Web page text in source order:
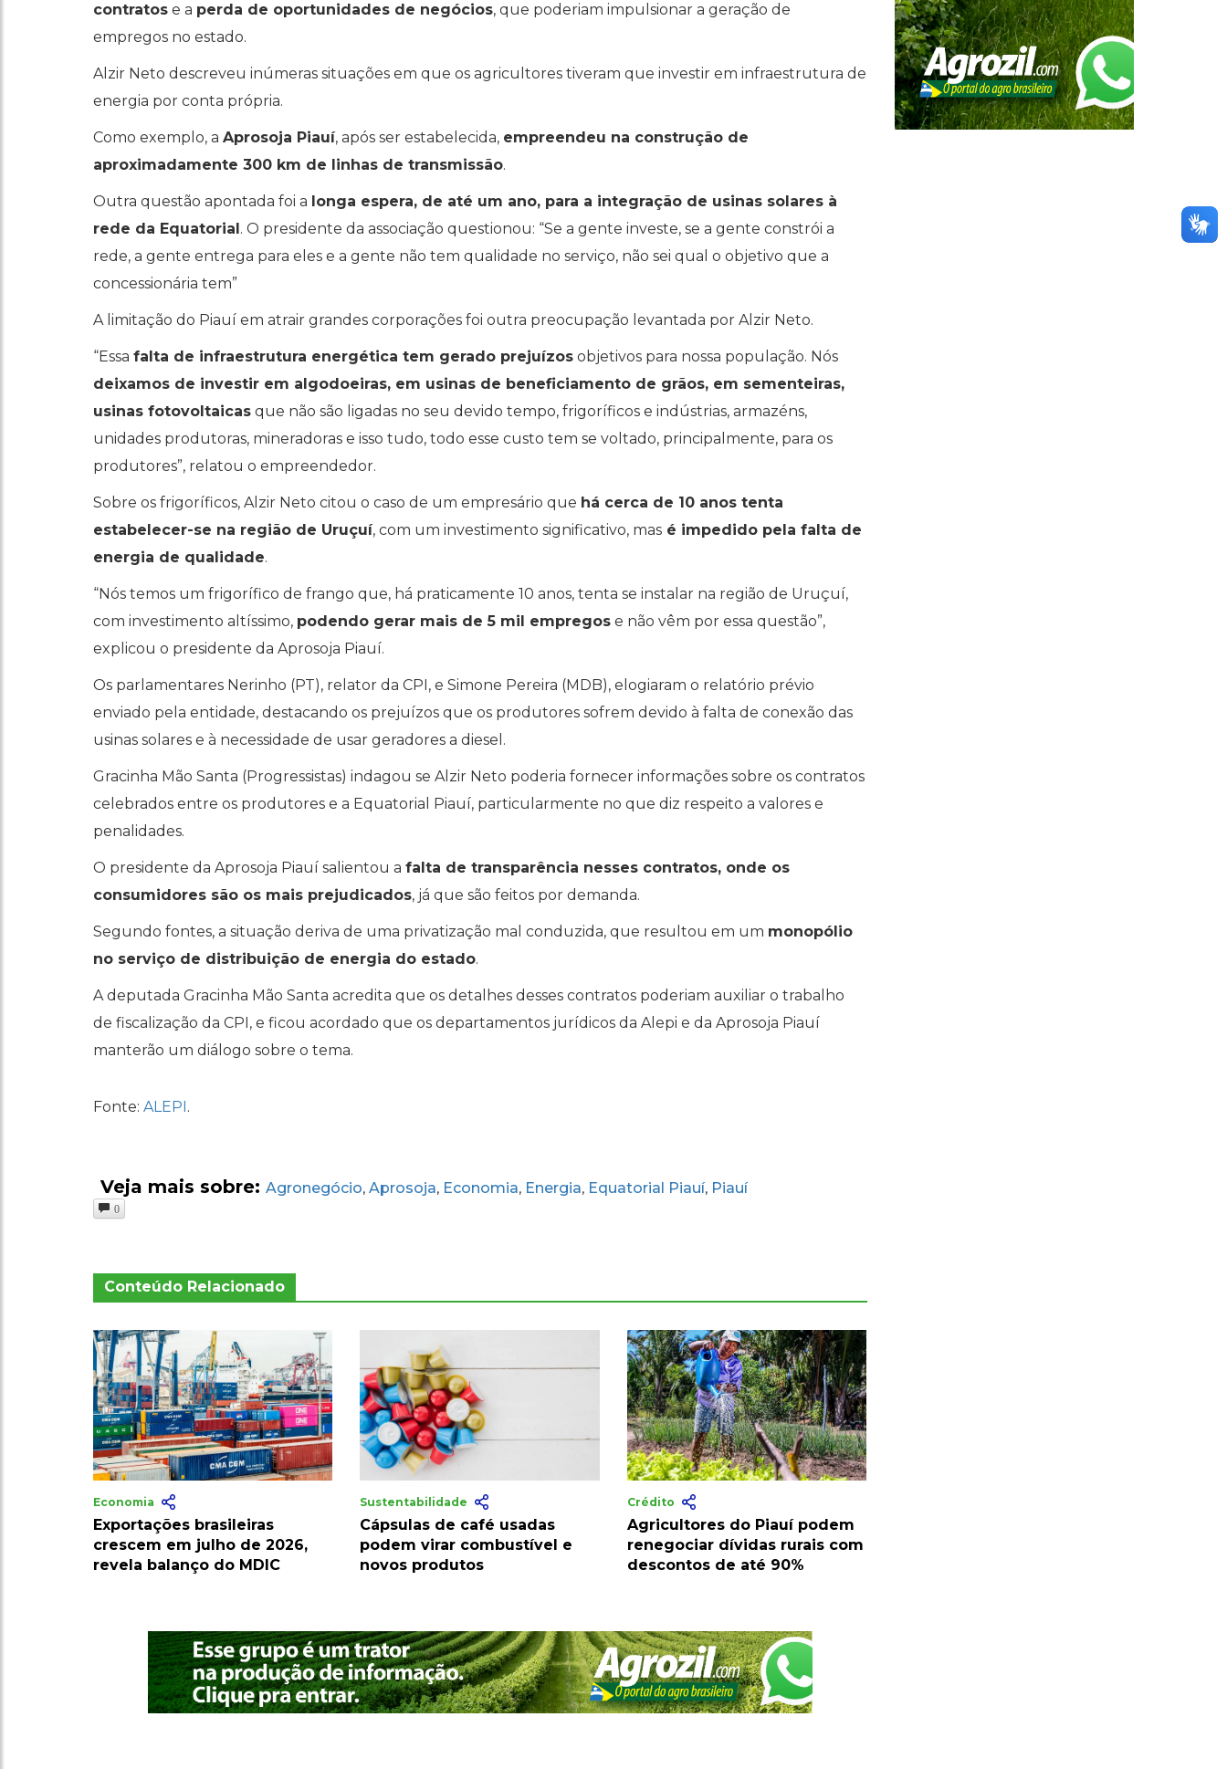
contratos e a perda de oportunidades de negócios, que poderiam impulsionar a geração de
empregos no estado.
Alzir Neto descreveu inúmeras situações em que os agricultores tiveram que investir em infraestrutura de
energia por conta própria.
Como exemplo, a Aprosoja Piauí, após ser estabelecida, empreendeu na construção de
aproximadamente 300 km de linhas de transmissão.
Outra questão apontada foi a longa espera, de até um ano, para a integração de usinas solares à
rede da Equatorial . O presidente da associação questionou: “Se a gente investe, se a gente constrói a
rede, a gente entrega para eles e a gente não tem qualidade no serviço, não sei qual o objetivo que a
concessionária tem”
A limitação do Piauí em atrair grandes corporações foi outra preocupação levantada por Alzir Neto.
“Essa falta de infraestrutura energética tem gerado prejuízos objetivos para nossa população. Nós
deixamos de investir em algodoeiras, em usinas de beneficiamento de grãos, em sementeiras,
usinas fotovoltaicas que não são ligadas no seu devido tempo, frigoríficos e indústrias, armazéns,
unidades produtoras, mineradoras e isso tudo, todo esse custo tem se voltado, principalmente, para os
produtores”, relatou o empreendedor.
Sobre os frigoríficos, Alzir Neto citou o caso de um empresário que há cerca de 10 anos tenta
estabelecer-se na região de Uruçuí, com um investimento significativo, mas é impedido pela falta de
energia de qualidade.
“Nós temos um frigorífico de frango que, há praticamente 10 anos, tenta se instalar na região de Uruçuí,
com investimento altíssimo, podendo gerar mais de 5 mil empregos e não vêm por essa questão”,
explicou o presidente da Aprosoja Piauí.
Os parlamentares Nerinho (PT), relator da CPI, e Simone Pereira (MDB), elogiaram o relatório prévio
enviado pela entidade, destacando os prejuízos que os produtores sofrem devido à falta de conexão das
usinas solares e à necessidade de usar geradores a diesel.
Gracinha Mão Santa (Progressistas) indagou se Alzir Neto poderia fornecer informações sobre os contratos
celebrados entre os produtores e a Equatorial Piauí, particularmente no que diz respeito a valores e
penalidades.
O presidente da Aprosoja Piauí salientou a falta de transparência nesses contratos, onde os
consumidores são os mais prejudicados, já que são feitos por demanda.
Segundo fontes, a situação deriva de uma privatização mal conduzida, que resultou em um monopólio
no serviço de distribuição de energia do estado.
A deputada Gracinha Mão Santa acredita que os detalhes desses contratos poderiam auxiliar o trabalho
de fiscalização da CPI, e ficou acordado que os departamentos jurídicos da Alepi e da Aprosoja Piauí
manterão um diálogo sobre o tema.
Fonte: ALEPI .
Veja mais sobre: Agronegócio, Aprosoja, Economia, Energia, Equatorial Piauí, Piauí
0
Conteúdo Relacionado
Economia
Exportações brasileiras
crescem em julho de 2026,
revela balanço do MDIC
Sustentabilidade
Cápsulas de café usadas
podem virar combustível e
novos produtos
Crédito
Agricultores do Piauí podem
renegociar dívidas rurais com
descontos de até 90%